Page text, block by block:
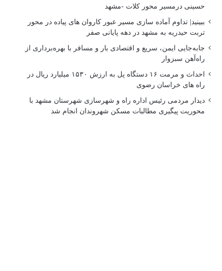
حسینی درمسیر محور کلات -مشهد
ببینید| تداوم آماده سازی مسیر عبور کاروان های پیاده در محور
تربت حیدریه به مشهد در دهه پایانی صفر
جابه‌جایی ایمن، سریع و اقتصادی بار و مسافر با بهره‌برداری از
راه‌آهن سبزوار
احداث و مرمت ۱۶ دستگاه پل به ارزش ۱۵۳۰ میلیارد ریال در
راه های خراسان رضوی
دیدار مردمی رئیس اداره راه و شهرسازی شهرستان مشهد با
محوریت پیگیری مطالبات مسکن شهروندان انجام شد